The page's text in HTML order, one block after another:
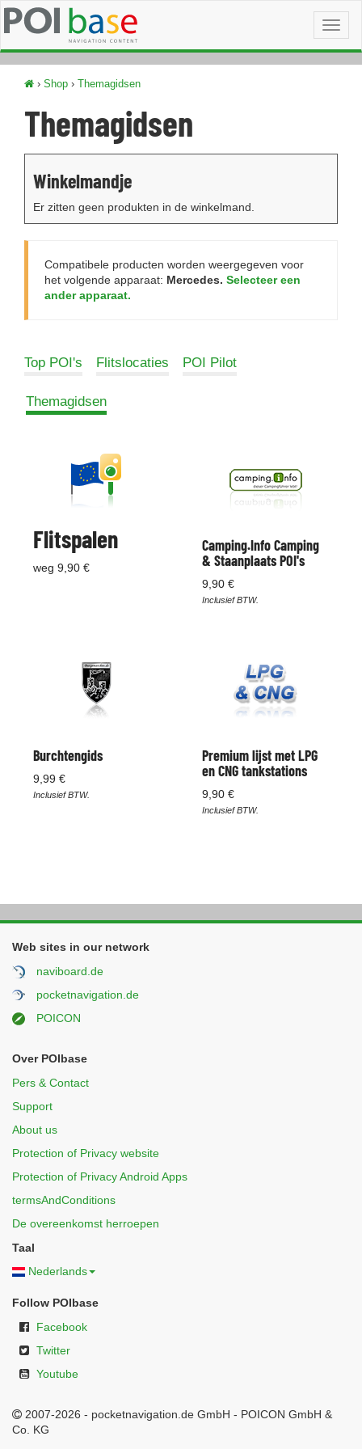
› Shop › Themagidsen
Themagidsen
Winkelmandje
Er zitten geen produkten in de winkelmand.
Compatibele producten worden weergegeven voor
het volgende apparaat: Mercedes. Selecteer een
ander apparaat.
Top POI's Flitslocaties POI Pilot
Themagidsen
Flitspalen
weg 9,90 €
Camping.Info Camping
& Staanplaats POI's
9,90 €
Inclusief BTW.
Burchtengids
9,99 €
Inclusief BTW.
Premium lijst met LPG
en CNG tankstations
9,90 €
Inclusief BTW.
Web sites in our network
naviboard.de
pocketnavigation.de
POICON
Over POIbase
Pers & Contact
Support
About us
Protection of Privacy website
Protection of Privacy Android Apps
termsAndConditions
De overeenkomst herroepen
Taal
Nederlands
Follow POIbase
Facebook
Twitter
Youtube
2007-2026 - pocketnavigation.de GmbH - POICON GmbH &
Co. KG